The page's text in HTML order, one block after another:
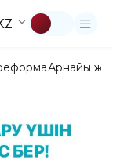
Арнайы